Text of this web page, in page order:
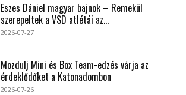
Eszes Dániel magyar bajnok – Remekül
szerepeltek a VSD atlétái az...
2026-07-27
Mozdulj Mini és Box Team-edzés várja az
érdeklődőket a Katonadombon
2026-07-26